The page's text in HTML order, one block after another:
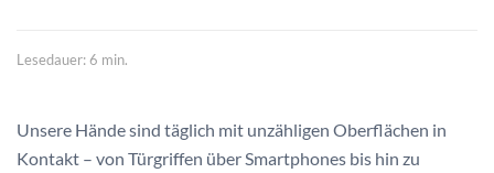
Lesedauer: 6 min.
Unsere Hände sind täglich mit unzähligen Oberflächen in
Kontakt – von Türgriffen über Smartphones bis hin zu